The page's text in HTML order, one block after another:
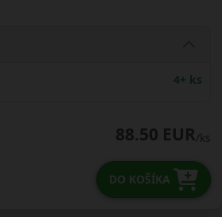
4+ ks
88.50 EUR/ks
DO KOŠÍKA